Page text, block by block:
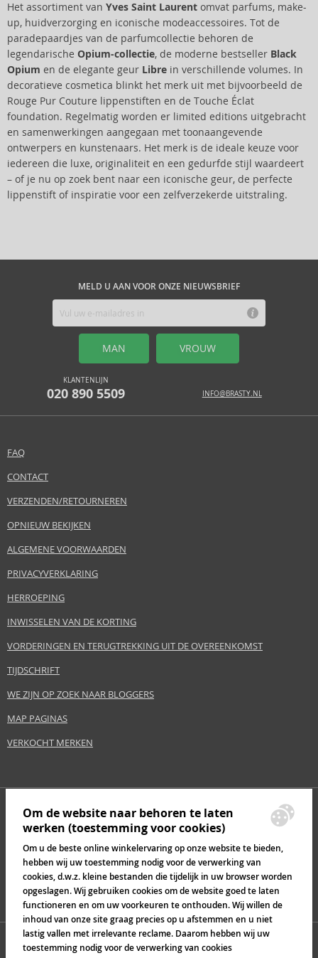
Het assortiment van Yves Saint Laurent omvat parfums, make-
up, huidverzorging en iconische modeaccessoires. Tot de
paradepaardjes van de parfumcollectie behoren de
legendarische Opium-collectie, de moderne bestseller Black
Opium en de elegante geur Libre in verschillende volumes. In
decoratieve cosmetica blinkt het merk uit met bijvoorbeeld de
Rouge Pur Couture lippenstiften en de Touche Éclat
foundation. Regelmatig worden er limited editions uitgebracht
en samenwerkingen aangegaan met toonaangevende
ontwerpers en kunstenaars. Het merk is de ideale keuze voor
iedereen die luxe, originaliteit en een gedurfde stijl waardeert
– of je nu op zoek bent naar een iconische geur, de perfecte
lippenstift of inspiratie voor een zelfverzekerde uitstraling.
MELD U AAN VOOR ONZE NIEUWSBRIEF
MAN VROUW
KLANTENLIJN
020 890 5509 INFO@BRASTY.NL
FAQ
CONTACT
VERZENDEN/RETOURNEREN
OPNIEUW BEKIJKEN
ALGEMENE VOORWAARDEN
PRIVACYVERKLARING
HERROEPING
INWISSELEN VAN DE KORTING
VORDERINGEN EN TERUGTREKKING UIT DE OVEREENKOMST
TIJDSCHRIFT
WE ZIJN OP ZOEK NAAR BLOGGERS
MAP PAGINAS
VERKOCHT MERKEN
Om de website naar behoren te laten
werken (toestemming voor cookies)
Om u de beste online winkelervaring op onze website te bieden,
hebben wij uw toestemming nodig voor de verwerking van
cookies, d.w.z. kleine bestanden die tijdelijk in uw browser worden
opgeslagen. Wij gebruiken cookies om de website goed te laten
functioneren en om uw voorkeuren te onthouden. Wij willen de
inhoud van onze site graag precies op u afstemmen en u niet
lastig vallen met irrelevante reclame. Daarom hebben wij uw
toestemming nodig voor de verwerking van cookies